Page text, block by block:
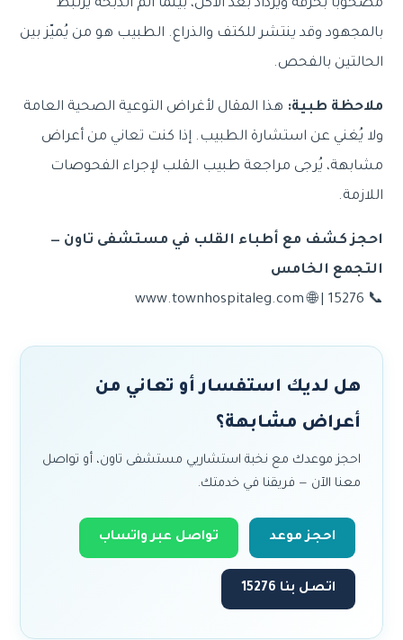
مصحوبًا بحرقة ويزداد بعد الأكل، بينما ألم الذبحة يرتبط
بالمجهود وقد ينتشر للكتف والذراع. الطبيب هو من يُميّز بين
الحالتين بالفحص.
ملاحظة طبية: هذا المقال لأغراض التوعية الصحية العامة
ولا يُغني عن استشارة الطبيب. إذا كنت تعاني من أعراض
مشابهة، يُرجى مراجعة طبيب القلب لإجراء الفحوصات
اللازمة.
احجز كشف مع أطباء القلب في مستشفى تاون —
التجمع الخامس
📞 15276 | 🌐 www.townhospitaleg.com
هل لديك استفسار أو تعاني من
أعراض مشابهة؟
احجز موعدك مع نخبة استشاريي مستشفى تاون، أو تواصل
معنا الآن — فريقنا في خدمتك.
احجز موعد تواصل عبر واتساب
اتصل بنا 15276